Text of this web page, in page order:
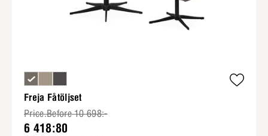
Freja Fåtöljset
Price.Before 10 698:-
6 418:80